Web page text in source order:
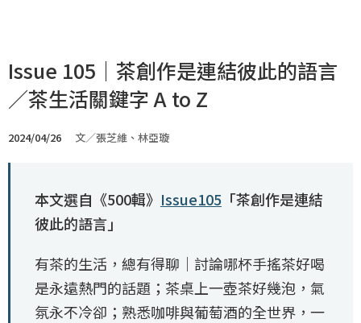
Issue 105｜茶創作是連結彼此的語言
／茶生活關鍵字 A to Z
2024/04/26 文／張芝維、林亞璇
本文選自《500輯》 Issue105 「茶創作是連結
彼此的語言」
有茶的生活，總有得聊｜討論哪杯手搖茶好喝
是永遠熱門的話題；茶桌上一壺茶好幾泡，氣
氛永不冷卻；熟悉咖啡與葡萄酒的全世界，一